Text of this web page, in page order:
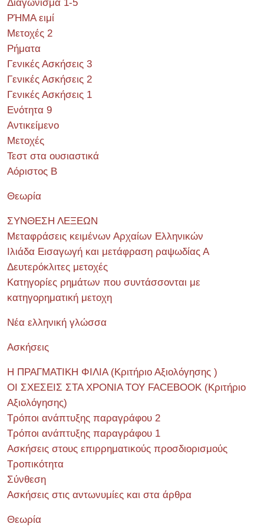
Διαγώνισμα 1-5
ΡΉΜΑ ειμί
Μετοχές 2
Ρήματα
Γενικές Ασκήσεις 3
Γενικές Ασκήσεις 2
Γενικές Ασκήσεις 1
Ενότητα 9
Αντικείμενο
Μετοχές
Τεστ στα ουσιαστικά
Αόριστος Β
Θεωρία
ΣΥΝΘΕΣΗ ΛΕΞΕΩΝ
Μεταφράσεις κειμένων Αρχαίων Ελληνικών
Ιλιάδα Εισαγωγή και μετάφραση ραψωδίας Α
Δευτερόκλιτες μετοχές
Κατηγορίες ρημάτων που συντάσσονται με
κατηγορηματική μετοχη
Νέα ελληνική γλώσσα
Ασκήσεις
Η ΠΡΑΓΜΑΤΙΚΗ ΦΙΛΙΑ (Κριτήριο Αξιολόγησης )
ΟΙ ΣΧΕΣΕΙΣ ΣΤΑ ΧΡΟΝΙΑ ΤΟΥ FACEBOOK (Kριτήριο
Αξιολόγησης)
Τρόποι ανάπτυξης παραγράφου 2
Τρόποι ανάπτυξης παραγράφου 1
Ασκήσεις στους επιρρηματικούς προσδιορισμούς
Τροπικότητα
Σύνθεση
Ασκήσεις στις αντωνυμίες και στα άρθρα
Θεωρία